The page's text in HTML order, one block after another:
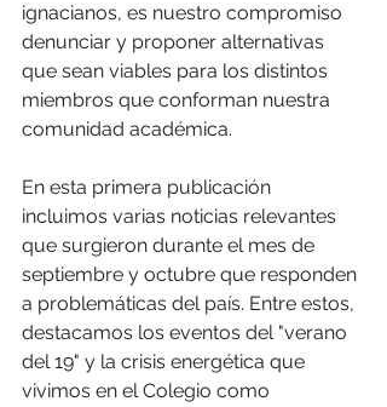
ignacianos, es nuestro compromiso
denunciar y proponer alternativas
que sean viables para los distintos
miembros que conforman nuestra
comunidad académica.
En esta primera publicación
incluimos varias noticias relevantes
que surgieron durante el mes de
septiembre y octubre que responden
a problemáticas del país. Entre estos,
destacamos los eventos del "verano
del 19" y la crisis energética que
vivimos en el Colegio como